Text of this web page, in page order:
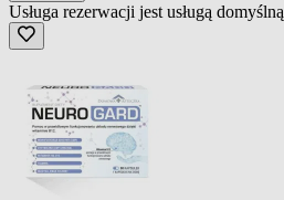
Usługa rezerwacji jest usługą domyślną